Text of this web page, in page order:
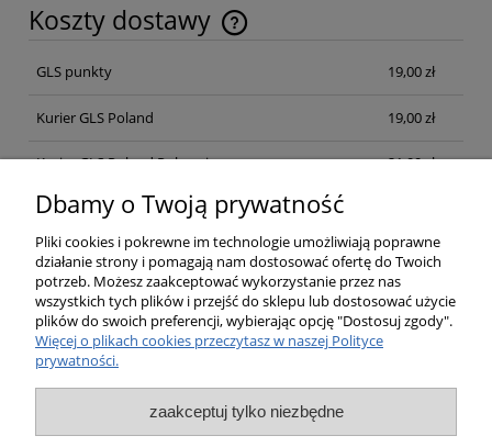
Koszty dostawy
Cena nie zawiera ewentualnych kosztów płatności
GLS punkty
19,00 zł
Kurier GLS Poland 19,00 zł
Kurier GLS Poland Pobraniowa 21,00 zł
Opinie o produkcie (0)
Pomoc
Moje konto
Płatności i dostawa
Dbamy o Twoją prywatność
Pliki cookies i pokrewne im technologie umożliwiają poprawne
działanie strony i pomagają nam dostosować ofertę do Twoich
potrzeb. Możesz zaakceptować wykorzystanie przez nas
wszystkich tych plików i przejść do sklepu lub dostosować użycie
plików do swoich preferencji, wybierając opcję "Dostosuj zgody".
Więcej o plikach cookies przeczytasz w naszej Polityce
prywatności.
zaakceptuj tylko niezbędne